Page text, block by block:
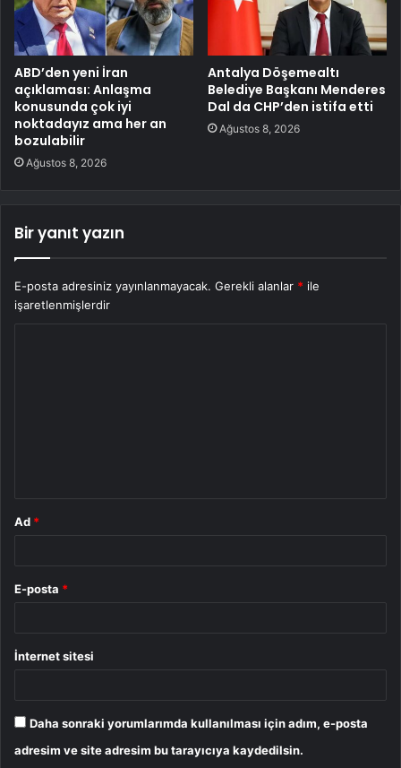
ABD’den yeni İran
açıklaması: Anlaşma
konusunda çok iyi
noktadayız ama her an
bozulabilir
Ağustos 8, 2026
Antalya Döşemealtı
Belediye Başkanı Menderes
Dal da CHP’den istifa etti
Ağustos 8, 2026
Bir yanıt yazın
E-posta adresiniz yayınlanmayacak. Gerekli alanlar * ile
işaretlenmişlerdir
Ad *
E-posta *
İnternet sitesi
Daha sonraki yorumlarımda kullanılması için adım, e-posta
adresim ve site adresim bu tarayıcıya kaydedilsin.